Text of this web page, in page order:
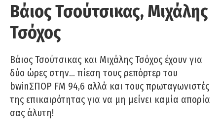
Βάιος Τσούτσικας, Μιχάλης
Τσόχος
Βάιος Τσούτσικας και Μιχάλης Τσόχος έχουν για
δύο ώρες στην… πίεση τους ρεπόρτερ του
bwinΣΠΟΡ FM 94,6 αλλά και τους πρωταγωνιστές
της επικαιρότητας για να μη μείνει καμία απορία
σας άλυτη!